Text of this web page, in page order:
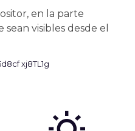
en la parte
visibles desde el